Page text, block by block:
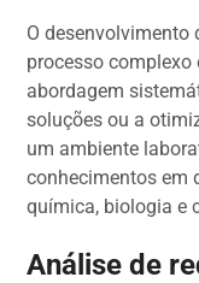
O desenvolvimento
processo
abordagem
soluções ou a
um ambiente
conhecimentos em
química, biologia e
Análise de